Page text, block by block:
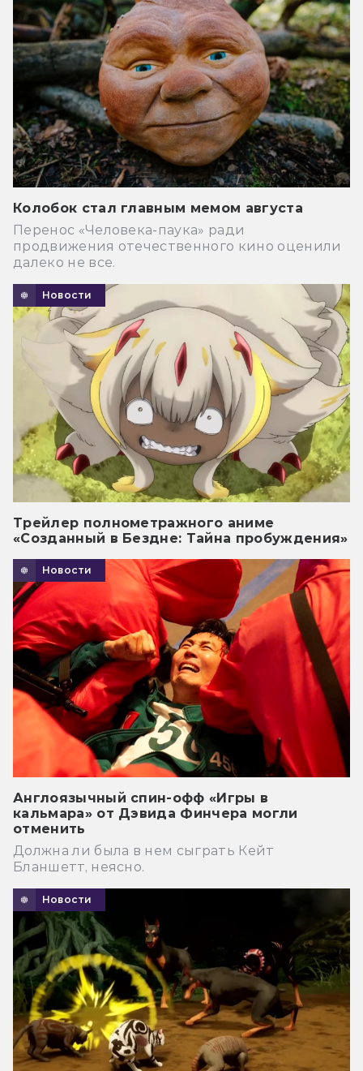
Колобок стал главным мемом августа
Перенос «Человека-паука» ради
продвижения отечественного кино оценили
далеко не все.
Новости
Трейлер полнометражного аниме
«Созданный в Бездне: Тайна пробуждения»
Новости
Англоязычный спин-офф «Игры в
кальмара» от Дэвида Финчера могли
отменить
Должна ли была в нем сыграть Кейт
Бланшетт, неясно.
Новости